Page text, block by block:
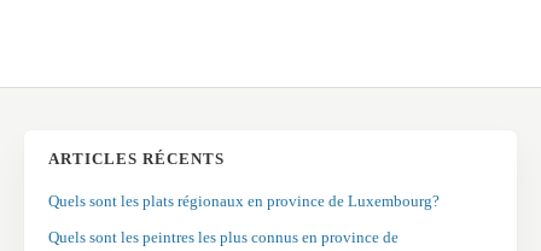
ARTICLES RÉCENTS
Quels sont les plats régionaux en province de Luxembourg?
Quels sont les peintres les plus connus en province de